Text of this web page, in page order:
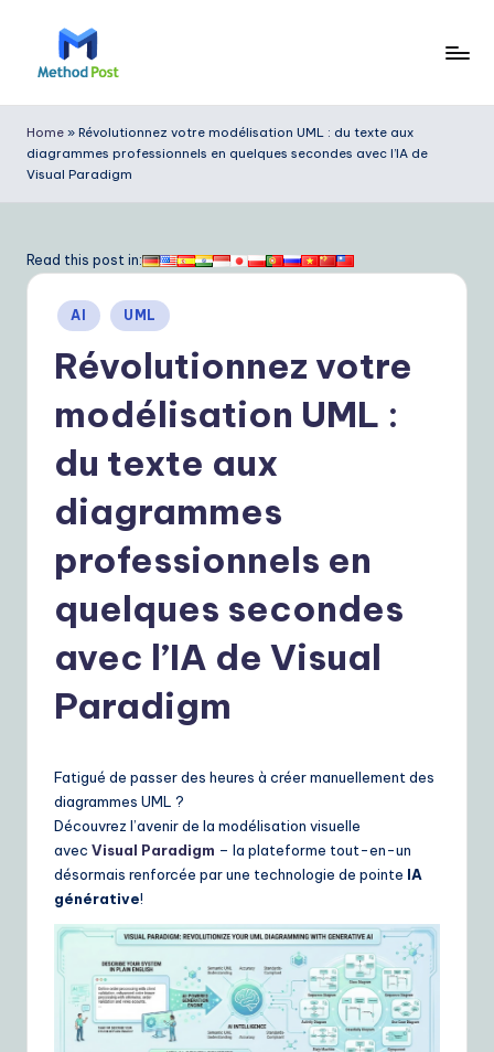
e
t
d
D
ai
ly
G
Home » Révolutionnez votre modélisation UML : du texte aux
diagrammes professionnels en quelques secondes avec l’IA de
Visual Paradigm
Read this post in:
Posted
in
AI UML
Révolutionnez votre
modélisation UML :
du texte aux
diagrammes
professionnels en
quelques secondes
avec l’IA de Visual
Paradigm
Fatigué de passer des heures à créer manuellement des
diagrammes UML ?
Découvrez l’avenir de la modélisation visuelle
avec Visual Paradigm – la plateforme tout-en-un
désormais renforcée par une technologie de pointe IA
générative!